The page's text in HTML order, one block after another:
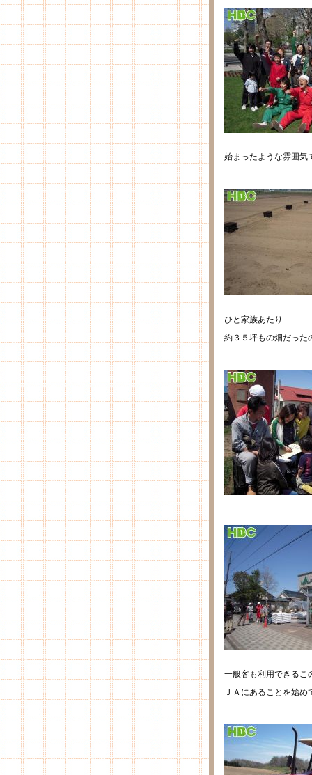
始まったような雰囲気
ひと家族あたり
約３５坪もの畑だった
一般客も利用できるこ
ＪＡにあることを始め